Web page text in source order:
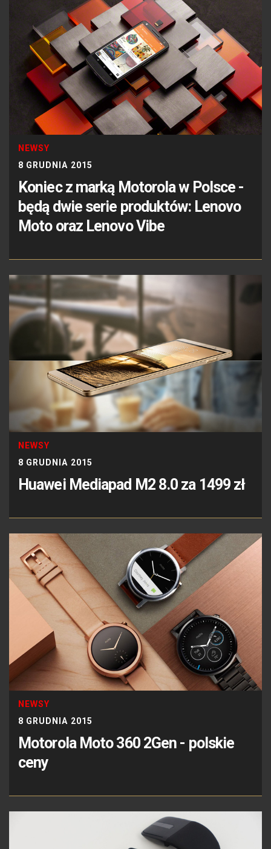
NEWSY
8 GRUDNIA 2015
Koniec z marką Motorola w Polsce -
będą dwie serie produktów: Lenovo
Moto oraz Lenovo Vibe
NEWSY
8 GRUDNIA 2015
Huawei Mediapad M2 8.0 za 1499 zł
NEWSY
8 GRUDNIA 2015
Motorola Moto 360 2Gen - polskie
ceny